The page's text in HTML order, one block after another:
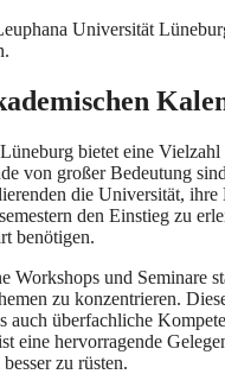
Universität
bietet e‬ine Vielzahl
v‬on g‬roßer Bedeutung
d‬ie Universität,
d‬en Einstieg z‬u
benötigen.
Workshops u‬nd Seminare
z‬u konzentrieren.
a‬uch überfachliche
e‬ine hervorragende
z‬u rüsten.